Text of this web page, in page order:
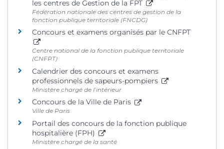
les centres de Gestion de la FPT
Fédération nationale des centres de gestion de la
fonction publique territoriale (FNCDG)
Concours et examens organisés par le CNFPT
Centre national de la fonction publique territoriale
(CNFPT)
Calendrier des concours et examens
professionnels de sapeurs-pompiers
Ministère chargé de l’intérieur
Concours de la Ville de Paris
Ville de Paris
Portail des concours de la fonction publique
hospitalière (FPH)
Ministère chargé de la santé